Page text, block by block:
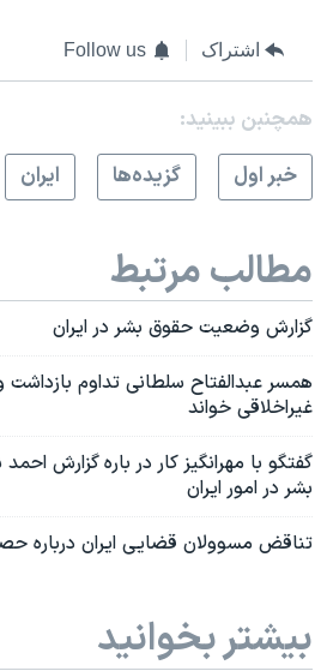
اشتراک Follow us
همچنبن ببینید:
خبر اول
گزيده‌ها ايران
مطالب مرتبط
گزارش وضعیت حقوق بشر در ایران
همسر عبدالفتاح سلطانی تداوم بازداشت
غیراخلاقی خواند
گفتگو با مهرانگيز کار در باره گزارش
بشر در امور ایران
تناقض مسوولان قضایی ایران درباره
بیشتر بخوانید